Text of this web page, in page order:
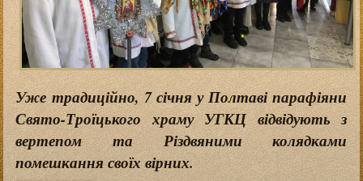
Уже традиційно, 7 січня у Полтаві парафіяни
Свято-Троїцького храму УГКЦ відвідують з
вертепом та Різдвяними колядками
помешкання своїх вірних.